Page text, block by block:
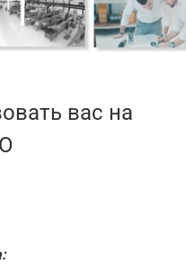
вас на